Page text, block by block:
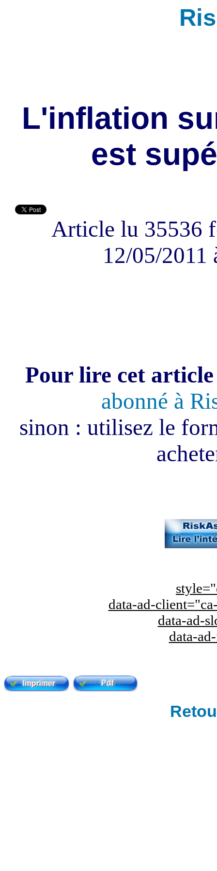
L'inflation
est
Article lu 35536
12/05/2011
Pour lire cet
abonné à
sinon : utilisez le
data-ad-
data-ad-
data-